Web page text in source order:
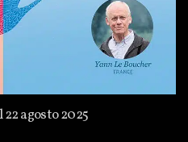
22 agosto 2025